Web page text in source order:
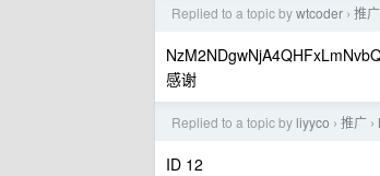
Replied to a topic bywtcoder › 推广
感谢
Replied to a topic by liyyco › 推广 ›
ID 12